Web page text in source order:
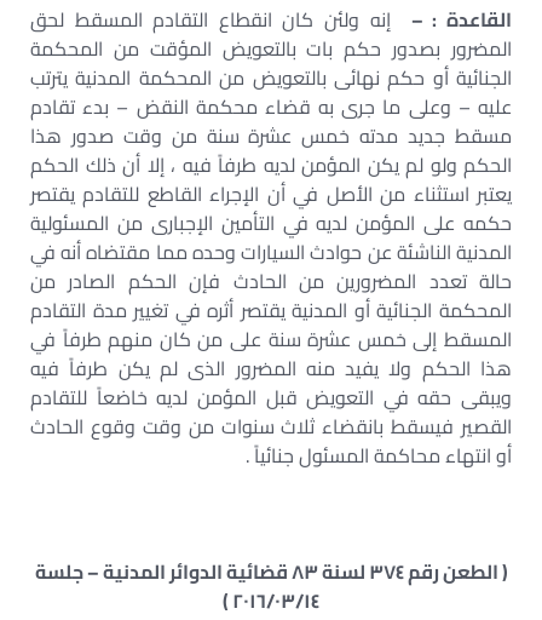
القاعدة : – إنه ولئن كان انقطاع التقادم المسقط لحق
المضرور بصدور حكم بات بالتعويض المؤقت من المحكمة
الجنائية أو حكم نهائى بالتعويض من المحكمة المدنية يترتب
عليه – وعلى ما جرى به قضاء محكمة النقض – بدء تقادم
مسقط جديد مدته خمس عشرة سنة من وقت صدور هذا
الحكم ولو لم يكن المؤمن لديه طرفاً فيه ، إلا أن ذلك الحكم
يعتبر استثناء من الأصل في أن الإجراء القاطع للتقادم يقتصر
حكمه على المؤمن لديه في التأمين الإجبارى من المسئولية
المدنية الناشئة عن حوادث السيارات وحده مما مقتضاه أنه في
حالة تعدد المضرورين من الحادث فإن الحكم الصادر من
المحكمة الجنائية أو المدنية يقتصر أثره في تغيير مدة التقادم
المسقط إلى خمس عشرة سنة على من كان منهم طرفاً في
هذا الحكم ولا يفيد منه المضرور الذى لم يكن طرفاً فيه
ويبقى حقه في التعويض قبل المؤمن لديه خاضعاً للتقادم
القصير فيسقط بانقضاء ثلاث سنوات من وقت وقوع الحادث
أو انتهاء محاكمة المسئول جنائياً .
( الطعن رقم ٣٧٤ لسنة ٨٣ قضائية الدوائر المدنية – جلسة
٢٠١٦/٠٣/١٤ )